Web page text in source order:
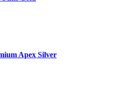
Apex Silver